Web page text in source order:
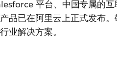
平台、中国专属的
品已在阿里云上正式发布
业解决方案。